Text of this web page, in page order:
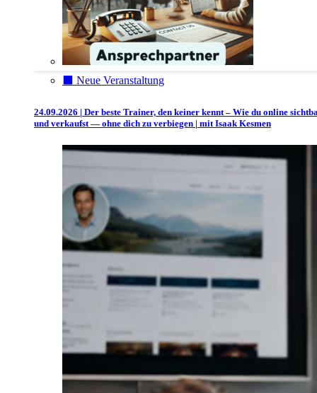
⬛️ Neue Veranstaltung
24.09.2026 | Der beste Trainer, den keiner kennt – Wie du online
und verkaufst — ohne dich zu verbiegen | mit Isaak Kesmen